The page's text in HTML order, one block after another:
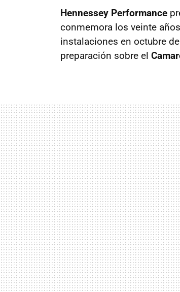
Hennessey Performance
conmemora los veinte
instalaciones en octubre
preparación sobre el